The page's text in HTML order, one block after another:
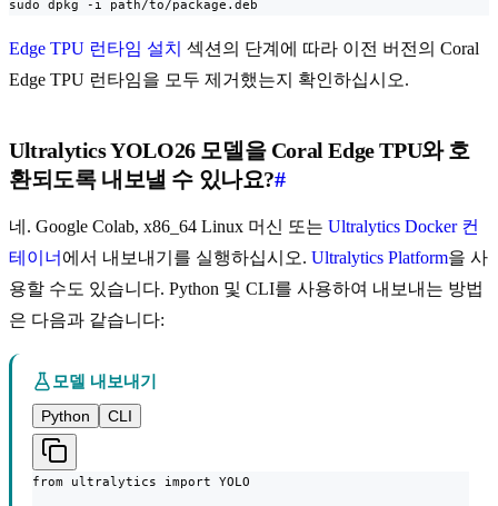
sudo dpkg -i path/to/package.deb
Edge TPU 런타임 설치 섹션의 단계에 따라 이전 버전의 Coral
Edge TPU 런타임을 모두 제거했는지 확인하십시오.
Ultralytics YOLO26 모델을 Coral Edge TPU와 호
환되도록 내보낼 수 있나요?#
네. Google Colab, x86_64 Linux 머신 또는 Ultralytics Docker 컨
테이너 에서 내보내기를 실행하십시오. Ultralytics Platform을 사
용할 수도 있습니다. Python 및 CLI를 사용하여 내보내는 방법
은 다음과 같습니다:
모델 내보내기
Python
CLI
from ultralytics import YOLO